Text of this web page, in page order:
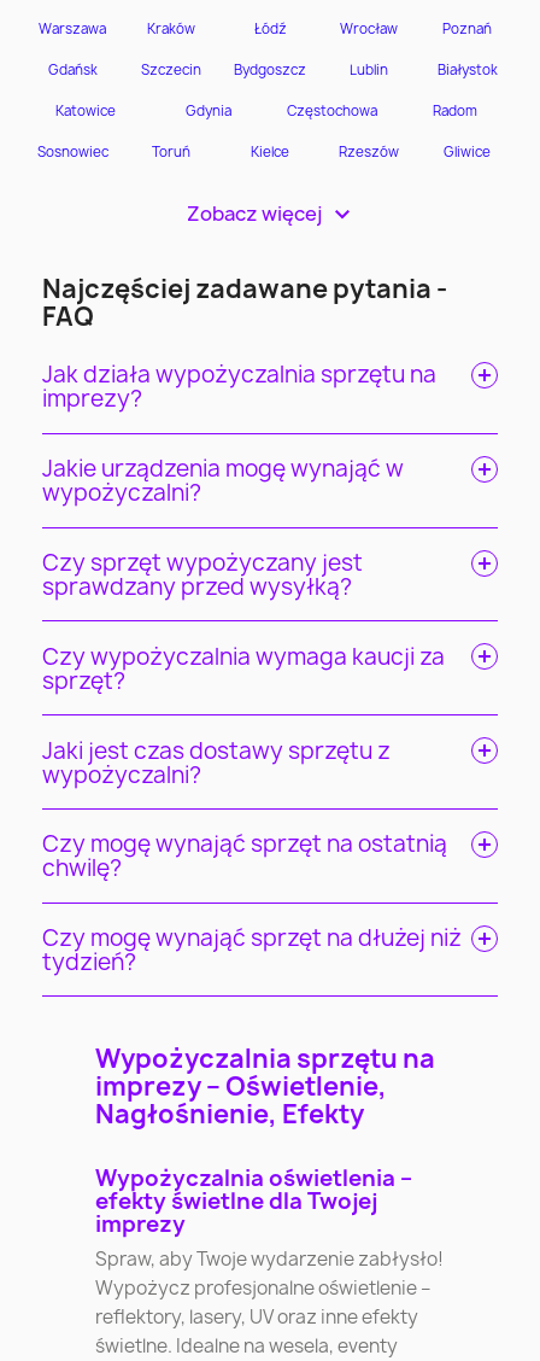
Zobacz więcej >
Najczęściej zadawane pytania -
FAQ
Jak działa wypożyczalnia sprzętu na
imprezy?
Jakie urządzenia mogę wynająć w
wypożyczalni?
Czy sprzęt wypożyczany jest
sprawdzany przed wysyłką?
Czy wypożyczalnia wymaga kaucji za
sprzęt?
Jaki jest czas dostawy sprzętu z
wypożyczalni?
Czy mogę wynająć sprzęt na ostatnią
chwilę?
Czy mogę wynająć sprzęt na dłużej niż
tydzień?
Wypożyczalnia sprzętu na
imprezy – Oświetlenie,
Nagłośnienie, Efekty
Wypożyczalnia oświetlenia –
efekty świetlne dla Twojej
imprezy
Spraw, aby Twoje wydarzenie zabłysło!
Wypożycz profesjonalne oświetlenie –
reflektory, lasery, UV oraz inne efekty
świetlne. Idealne na wesela, eventy